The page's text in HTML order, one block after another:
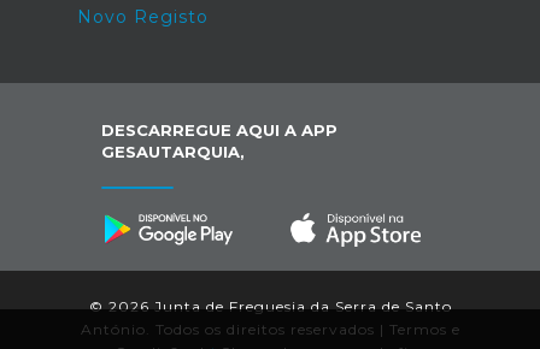
Novo Registo
DESCARREGUE AQUI A APP
GESAUTARQUIA,
© 2026 Junta de Freguesia da Serra de Santo
António. Todos os direitos reservados | Termos e